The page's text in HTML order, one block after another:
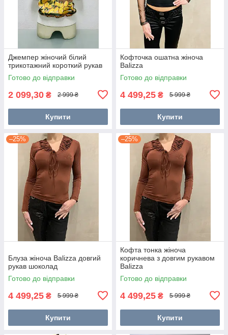
Джемпер жіночий білий
трикотажний короткий рукав
Готово до відправки
2 099,30 ₴ 2 999 ₴
Купити
Кофточка ошатна жіноча
Balizza
Готово до відправки
4 499,25 ₴ 5 999 ₴
Купити
–25%
Блуза жіноча Balizza довгий
рукав шоколад
Готово до відправки
4 499,25 ₴ 5 999 ₴
Купити
–25%
Кофта тонка жіноча
коричнева з довгим рукавом
Balizza
Готово до відправки
4 499,25 ₴ 5 999 ₴
Купити